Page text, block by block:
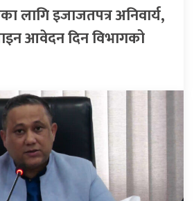
लागि इजाजतपत्र अनिवार्य,
आवेदन दिन विभागको